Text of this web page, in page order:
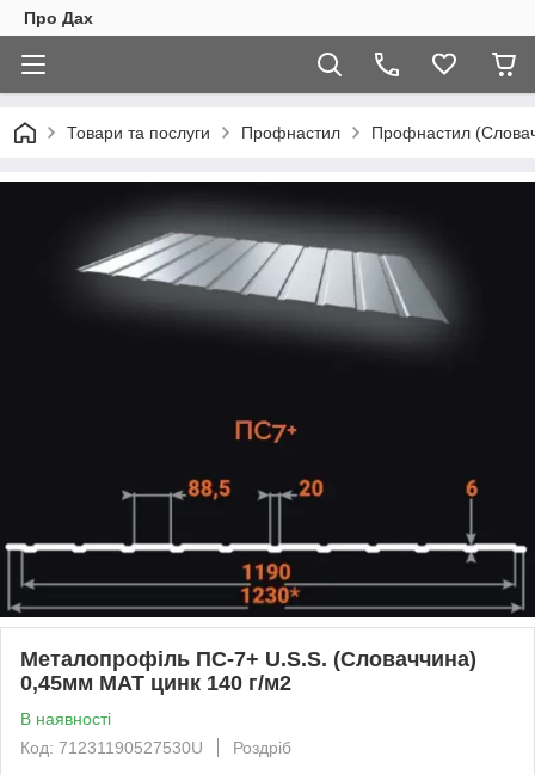
Про Дах
Товари та послуги Профнастил Профнастил
Металопрофіль ПС-7+ U.S.S. (Словаччина)
0,45мм МАТ цинк 140 г/м2
В наявності
Код: 71231190527530U
Роздріб